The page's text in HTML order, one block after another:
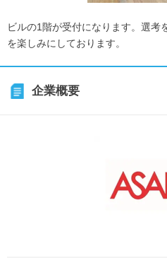
ビルの1階が受付になります。選考
を楽しみにしております。
企業概要